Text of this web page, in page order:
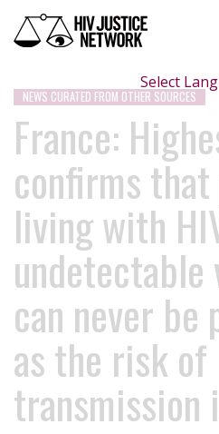
Select
NEWS CURATED FROM OTHER SOURCES
France:
confirms that
living with
undetectable
can never be
as the risk of
transmission